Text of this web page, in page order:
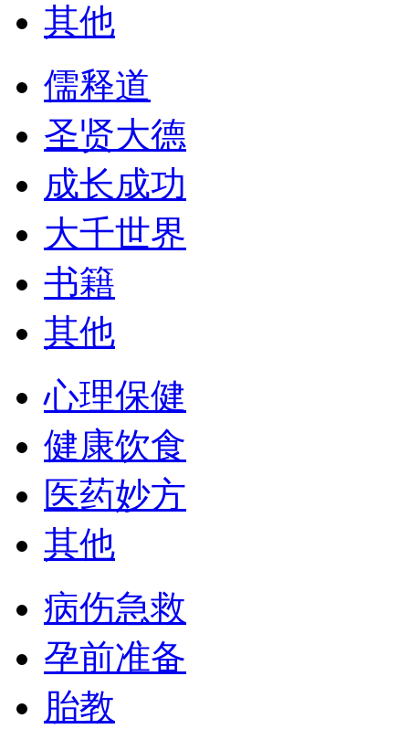
其他
儒释道
圣贤大德
成长成功
大千世界
书籍
其他
心理保健
健康饮食
医药妙方
其他
病伤急救
孕前准备
胎教